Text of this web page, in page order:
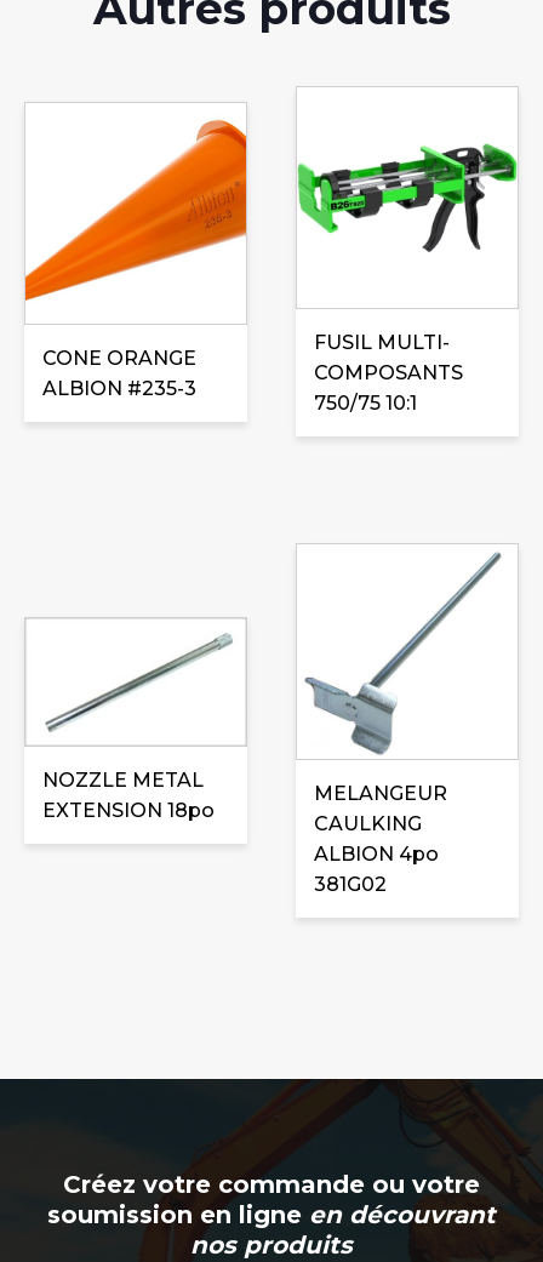
CONE ORANGE
ALBION #235-3
FUSIL MULTI-
COMPOSANTS
750/75 10:1
NOZZLE METAL
EXTENSION 18po
MELANGEUR
CAULKING
ALBION 4po
381G02
Créez votre commande ou votre
soumission en ligne en découvrant
nos produits